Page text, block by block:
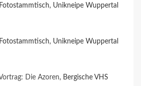
Unikneipe Wuppertal
Unikneipe Wuppertal
Die Azoren, Bergische VHS